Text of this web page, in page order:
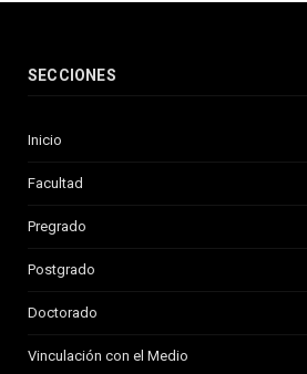
SECCIONES
Inicio
Facultad
Pregrado
Postgrado
Doctorado
Vinculación con el Medio